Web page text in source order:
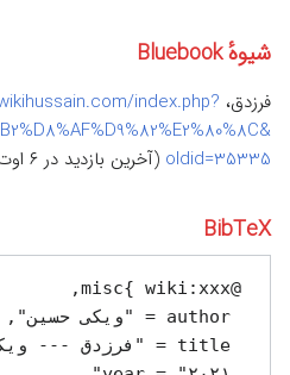
شیوهٔ Bluebook
فرزدق‌، index.php?
oldid=35335 (آخرین بازدید در ۶ اوت ۲۰۲۶).
BibTeX